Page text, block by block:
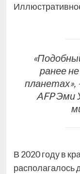
ранее
AFP Эми
В 2020 году в
располагалось